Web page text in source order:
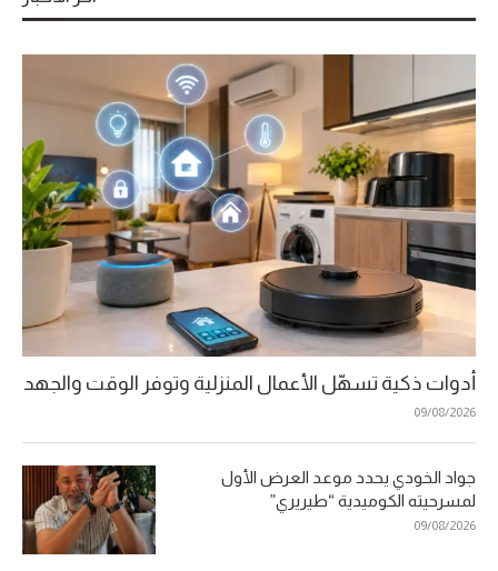
أدوات ذكية تسهّل الأعمال المنزلية وتوفر الوقت والجهد
09/08/2026
جواد الخودي يحدد موعد العرض الأول
لمسرحيته الكوميدية “طيريري”
09/08/2026